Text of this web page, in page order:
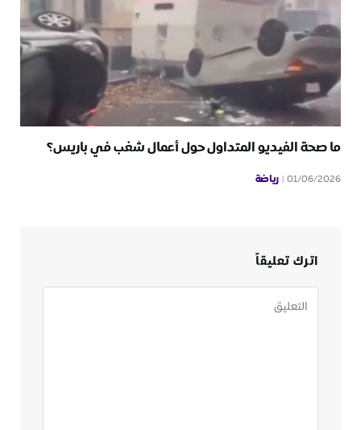
ما صحة الفيديو المتداول حول أعمال شغب في باريس؟
01/06/2026 رياضة
اترك تعليقاً